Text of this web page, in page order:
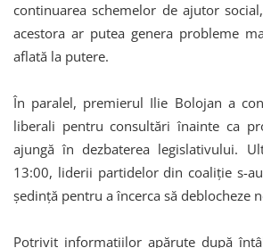
continuarea schemelor de ajutor
acestora ar putea genera probleme
aflată la putere.
În paralel, premierul Ilie Bolojan a
liberali pentru consultări înainte ca
ajungă în dezbaterea legislativului.
13:00, liderii partidelor din coaliție s-
ședință pentru a încerca să deblocheze
Potrivit informațiilor apărute după